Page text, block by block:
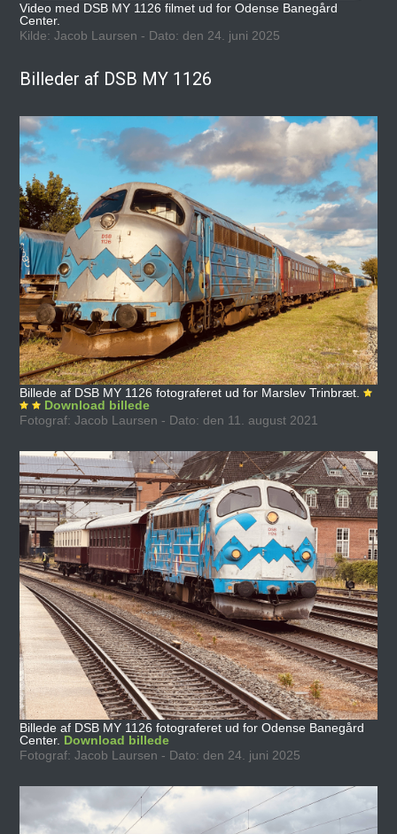
Video med DSB MY 1126 filmet ud for Odense Banegård
Center.
Kilde: Jacob Laursen - Dato: den 24. juni 2025
Billeder af DSB MY 1126
Billede af DSB MY 1126 fotograferet ud for Marslev Trinbræt.
Download billede
Fotograf: Jacob Laursen - Dato: den 11. august 2021
Billede af DSB MY 1126 fotograferet ud for Odense Banegård
Center. Download billede
Fotograf: Jacob Laursen - Dato: den 24. juni 2025